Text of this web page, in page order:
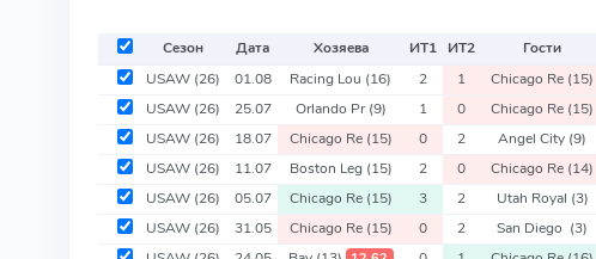
Сезон Дата Хозяева ИТ1 ИТ2 Гости
USAW (26) 01.08 Racing Lou (16) 2 1 Chicago Re (15)
USAW (26) 25.07 Orlando Pr(9) 1 0 Chicago Re (15)
USAW (26) 18.07 Chicago Re (15) 0 2 Angel City (9)
USAW (26) 11.07 Boston Leg (15) 2 0 Chicago Re (14)
USAW (26) 05.07 Chicago Re (15) 3 2 Utah Royal (3)
USAW (26) 31.05 Chicago Re (15) 0 2 San Diego (3)